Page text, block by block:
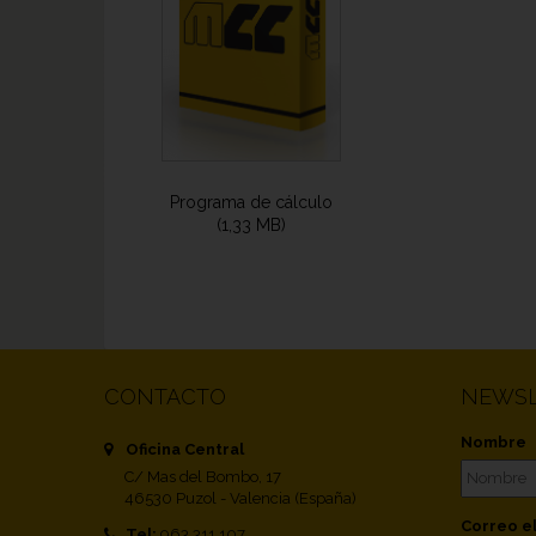
Programa de cálculo
(1,33 MB)
CONTACTO
Oficina Central
C/ Mas del Bombo, 17
46530 Puzol - Valencia (España)
Nombre
Correo